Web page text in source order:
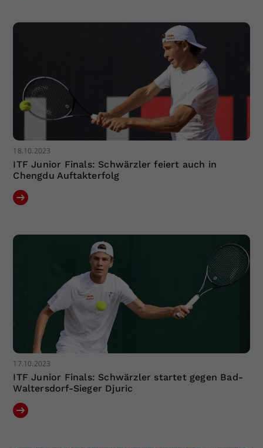
18.10.2023
ITF Junior Finals: Schwärzler feiert auch in
Chengdu Auftakterfolg
17.10.2023
ITF Junior Finals: Schwärzler startet gegen Bad-
Waltersdorf-Sieger Djuric
Einstellungen. Unter anderem eine
zufällig generierte ID, für die
historische Speicherung Ihrer
vorgenommen Einstellungen, falls der
Webseiten-Betreiber dies eingestellt